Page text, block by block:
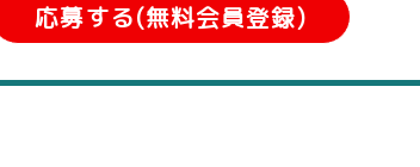
応募する(無料会員登録)